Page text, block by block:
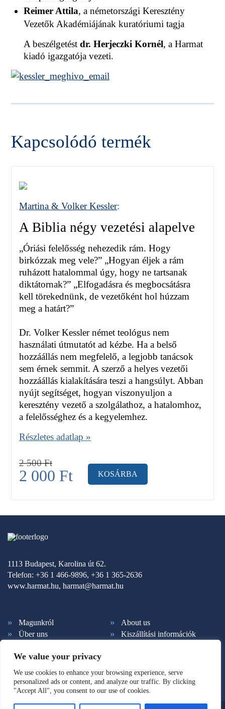
We value your privacy
We use cookies to enhance your browsing experience, serve
personalized ads or content, and analyze our traffic. By clicking
"Accept All", you consent to our use of cookies.
Reimer Attila, a németországi Keresztény
Vezetők Akadémiájának kuratóriumi tagja
A beszélgetést dr. Herjeczki Kornél, a Harmat
kiadó igazgatója vezeti.
Kapcsolódó termék
Martina & Volker Kessler:
A Biblia négy vezetési alapelve
„Óriási felelősség nehezedik rám. Hogy
birkózzak meg vele?” „Hogyan éljek a rám
ruházott hatalommal úgy, hogy ne tartsanak
diktátornak?” „Elfogadásra és megbocsátásra
kell törekednünk, de vezetőként hol húzzam
meg a határt?”
Dr. Volker Kessler német teológus nem
használati útmutatót ad kézbe. Ha a belső
hozzáállás nem megfelelő, a legjobb tanácsok
sem érnek semmit. A szerző a helyes vezetői
hozzáállás kialakítására teszi a hangsúlyt. Abban
nyújt segítséget, hogyan viszonyuljon a
keresztény vezető a szolgálathoz, a hatalomhoz,
a felelősséghez és a kegyelemhez.
Részletes adatlap »
2 500Ft
2 000 Ft KOSÁRBA
1113 Budapest, Karolina út 62.
Telefon: +36 1 466-9896, +36 1 365-2636
www.harmat.hu, harmat@harmat.hu
Magunkról
About us
Über uns
Kiszállítási információk
Ált. szerződési feltételek
Hírlevél feliratkozás
Süti beállítások